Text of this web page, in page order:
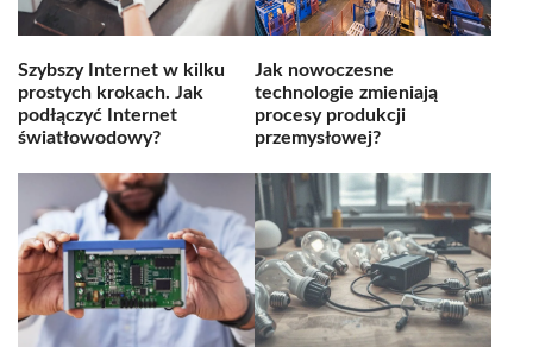
Szybszy Internet w kilku
prostych krokach. Jak
podłączyć Internet
światłowodowy?
Jak nowoczesne
technologie zmieniają
procesy produkcji
przemysłowej?